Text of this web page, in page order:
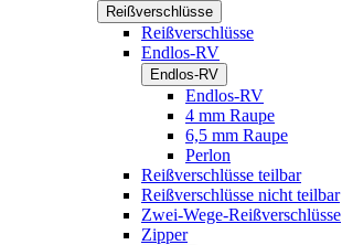
Reißverschlüsse
Reißverschlüsse
Endlos-RV
Endlos-RV
Endlos-RV
4 mm Raupe
6,5 mm Raupe
Perlon
Reißverschlüsse teilbar
Reißverschlüsse nicht teilbar
Zwei-Wege-Reißverschlüsse
Zipper